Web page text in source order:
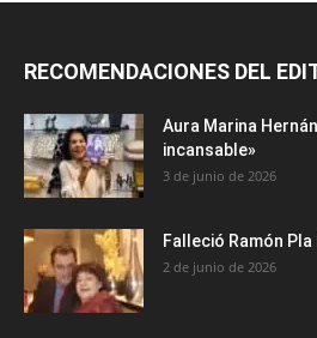
RECOMENDACIONES DEL
Aura Marina
incansable»
3 de junio de 2026
Falleció Ramón Pla
2 de junio de 2026